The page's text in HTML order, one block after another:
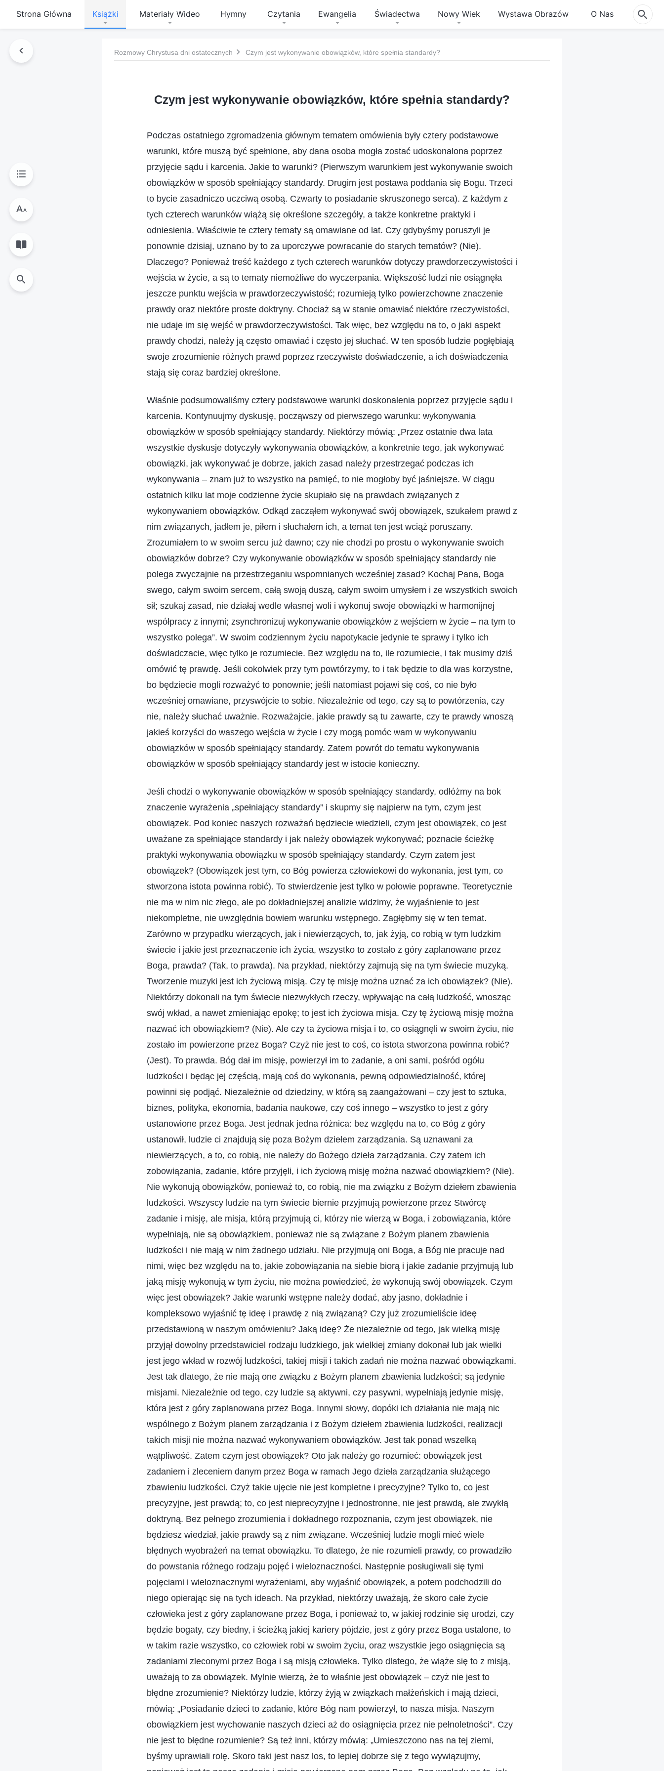
Strona Główna Książki Materiały Wideo Hymny Czytania Ewangelia Świadectwa Nowy Wiek Wystawa Obrazów O Nas
Rozmowy Chrystusa dni ostatecznych Czym jest wykonywanie obowiązków, które spełnia standardy?
Czym jest wykonywanie obowiązków, które spełnia standardy?
Podczas ostatniego zgromadzenia głównym tematem omówienia były cztery podstawowe
warunki, które muszą być spełnione, aby dana osoba mogła zostać udoskonalona poprzez
przyjęcie sądu i karcenia. Jakie to warunki? (Pierwszym warunkiem jest wykonywanie swoich
obowiązków w sposób spełniający standardy. Drugim jest postawa poddania się Bogu. Trzeci
to bycie zasadniczo uczciwą osobą. Czwarty to posiadanie skruszonego serca). Z każdym z
tych czterech warunków wiążą się określone szczegóły, a także konkretne praktyki i
odniesienia. Właściwie te cztery tematy są omawiane od lat. Czy gdybyśmy poruszyli je
ponownie dzisiaj, uznano by to za uporczywe powracanie do starych tematów? (Nie).
Dlaczego? Ponieważ treść każdego z tych czterech warunków dotyczy prawdorzeczywistości i
wejścia w życie, a są to tematy niemożliwe do wyczerpania. Większość ludzi nie osiągnęła
jeszcze punktu wejścia w prawdorzeczywistość; rozumieją tylko powierzchowne znaczenie
prawdy oraz niektóre proste doktryny. Chociaż są w stanie omawiać niektóre rzeczywistości,
nie udaje im się wejść w prawdorzeczywistości. Tak więc, bez względu na to, o jaki aspekt
prawdy chodzi, należy ją często omawiać i często jej słuchać. W ten sposób ludzie pogłębiają
swoje zrozumienie różnych prawd poprzez rzeczywiste doświadczenie, a ich doświadczenia
stają się coraz bardziej określone.
Właśnie podsumowaliśmy cztery podstawowe warunki doskonalenia poprzez przyjęcie sądu i
karcenia. Kontynuujmy dyskusję, począwszy od pierwszego warunku: wykonywania
obowiązków w sposób spełniający standardy. Niektórzy mówią: „Przez ostatnie dwa lata
wszystkie dyskusje dotyczyły wykonywania obowiązków, a konkretnie tego, jak wykonywać
obowiązki, jak wykonywać je dobrze, jakich zasad należy przestrzegać podczas ich
wykonywania – znam już to wszystko na pamięć, to nie mogłoby być jaśniejsze. W ciągu
ostatnich kilku lat moje codzienne życie skupiało się na prawdach związanych z
wykonywaniem obowiązków. Odkąd zacząłem wykonywać swój obowiązek, szukałem prawd z
nim związanych, jadłem je, piłem i słuchałem ich, a temat ten jest wciąż poruszany.
Zrozumiałem to w swoim sercu już dawno; czy nie chodzi po prostu o wykonywanie swoich
obowiązków dobrze? Czy wykonywanie obowiązków w sposób spełniający standardy nie
polega zwyczajnie na przestrzeganiu wspomnianych wcześniej zasad? Kochaj Pana, Boga
swego, całym swoim sercem, całą swoją duszą, całym swoim umysłem i ze wszystkich swoich
sił; szukaj zasad, nie działaj wedle własnej woli i wykonuj swoje obowiązki w harmonijnej
współpracy z innymi; zsynchronizuj wykonywanie obowiązków z wejściem w życie – na tym to
wszystko polega”. W swoim codziennym życiu napotykacie jedynie te sprawy i tylko ich
doświadczacie, więc tylko je rozumiecie. Bez względu na to, ile rozumiecie, i tak musimy dziś
omówić tę prawdę. Jeśli cokolwiek przy tym powtórzymy, to i tak będzie to dla was korzystne,
bo będziecie mogli rozważyć to ponownie; jeśli natomiast pojawi się coś, co nie było
wcześniej omawiane, przyswójcie to sobie. Niezależnie od tego, czy są to powtórzenia, czy
nie, należy słuchać uważnie. Rozważajcie, jakie prawdy są tu zawarte, czy te prawdy wnoszą
jakieś korzyści do waszego wejścia w życie i czy mogą pomóc wam w wykonywaniu
obowiązków w sposób spełniający standardy. Zatem powrót do tematu wykonywania
obowiązków w sposób spełniający standardy jest w istocie konieczny.
Jeśli chodzi o wykonywanie obowiązków w sposób spełniający standardy, odłóżmy na bok
znaczenie wyrażenia „spełniający standardy” i skupmy się najpierw na tym, czym jest
obowiązek. Pod koniec naszych rozważań będziecie wiedzieli, czym jest obowiązek, co jest
uważane za spełniające standardy i jak należy obowiązek wykonywać; poznacie ścieżkę
praktyki wykonywania obowiązku w sposób spełniający standardy. Czym zatem jest
obowiązek? (Obowiązek jest tym, co Bóg powierza człowiekowi do wykonania, jest tym, co
stworzona istota powinna robić). To stwierdzenie jest tylko w połowie poprawne. Teoretycznie
nie ma w nim nic złego, ale po dokładniejszej analizie widzimy, że wyjaśnienie to jest
niekompletne, nie uwzględnia bowiem warunku wstępnego. Zagłębmy się w ten temat.
Zarówno w przypadku wierzących, jak i niewierzących, to, jak żyją, co robią w tym ludzkim
świecie i jakie jest przeznaczenie ich życia, wszystko to zostało z góry zaplanowane przez
Boga, prawda? (Tak, to prawda). Na przykład, niektórzy zajmują się na tym świecie muzyką.
Tworzenie muzyki jest ich życiową misją. Czy tę misję można uznać za ich obowiązek? (Nie).
Niektórzy dokonali na tym świecie niezwykłych rzeczy, wpływając na całą ludzkość, wnosząc
swój wkład, a nawet zmieniając epokę; to jest ich życiowa misja. Czy tę życiową misję można
nazwać ich obowiązkiem? (Nie). Ale czy ta życiowa misja i to, co osiągnęli w swoim życiu, nie
zostało im powierzone przez Boga? Czyż nie jest to coś, co istota stworzona powinna robić?
(Jest). To prawda. Bóg dał im misję, powierzył im to zadanie, a oni sami, pośród ogółu
ludzkości i będąc jej częścią, mają coś do wykonania, pewną odpowiedzialność, której
powinni się podjąć. Niezależnie od dziedziny, w którą są zaangażowani – czy jest to sztuka,
biznes, polityka, ekonomia, badania naukowe, czy coś innego – wszystko to jest z góry
ustanowione przez Boga. Jest jednak jedna różnica: bez względu na to, co Bóg z góry
ustanowił, ludzie ci znajdują się poza Bożym dziełem zarządzania. Są uznawani za
niewierzących, a to, co robią, nie należy do Bożego dzieła zarządzania. Czy zatem ich
zobowiązania, zadanie, które przyjęli, i ich życiową misję można nazwać obowiązkiem? (Nie).
Nie wykonują obowiązków, ponieważ to, co robią, nie ma związku z Bożym dziełem zbawienia
ludzkości. Wszyscy ludzie na tym świecie biernie przyjmują powierzone przez Stwórcę
zadanie i misję, ale misja, którą przyjmują ci, którzy nie wierzą w Boga, i zobowiązania, które
wypełniają, nie są obowiązkiem, ponieważ nie są związane z Bożym planem zbawienia
ludzkości i nie mają w nim żadnego udziału. Nie przyjmują oni Boga, a Bóg nie pracuje nad
nimi, więc bez względu na to, jakie zobowiązania na siebie biorą i jakie zadanie przyjmują lub
jaką misję wykonują w tym życiu, nie można powiedzieć, że wykonują swój obowiązek. Czym
więc jest obowiązek? Jakie warunki wstępne należy dodać, aby jasno, dokładnie i
kompleksowo wyjaśnić tę ideę i prawdę z nią związaną? Czy już zrozumieliście ideę
przedstawioną w naszym omówieniu? Jaką ideę? Że niezależnie od tego, jak wielką misję
przyjął dowolny przedstawiciel rodzaju ludzkiego, jak wielkiej zmiany dokonał lub jak wielki
jest jego wkład w rozwój ludzkości, takiej misji i takich zadań nie można nazwać obowiązkami.
Jest tak dlatego, że nie mają one związku z Bożym planem zbawienia ludzkości; są jedynie
misjami. Niezależnie od tego, czy ludzie są aktywni, czy pasywni, wypełniają jedynie misję,
która jest z góry zaplanowana przez Boga. Innymi słowy, dopóki ich działania nie mają nic
wspólnego z Bożym planem zarządzania i z Bożym dziełem zbawienia ludzkości, realizacji
takich misji nie można nazwać wykonywaniem obowiązków. Jest tak ponad wszelką
wątpliwość. Zatem czym jest obowiązek? Oto jak należy go rozumieć: obowiązek jest
zadaniem i zleceniem danym przez Boga w ramach Jego dzieła zarządzania służącego
zbawieniu ludzkości. Czyż takie ujęcie nie jest kompletne i precyzyjne? Tylko to, co jest
precyzyjne, jest prawdą; to, co jest nieprecyzyjne i jednostronne, nie jest prawdą, ale zwykłą
doktryną. Bez pełnego zrozumienia i dokładnego rozpoznania, czym jest obowiązek, nie
będziesz wiedział, jakie prawdy są z nim związane. Wcześniej ludzie mogli mieć wiele
błędnych wyobrażeń na temat obowiązku. To dlatego, że nie rozumieli prawdy, co prowadziło
do powstania różnego rodzaju pojęć i wieloznaczności. Następnie posługiwali się tymi
pojęciami i wieloznacznymi wyrażeniami, aby wyjaśnić obowiązek, a potem podchodzili do
niego opierając się na tych ideach. Na przykład, niektórzy uważają, że skoro całe życie
człowieka jest z góry zaplanowane przez Boga, i ponieważ to, w jakiej rodzinie się urodzi, czy
będzie bogaty, czy biedny, i ścieżką jakiej kariery pójdzie, jest z góry przez Boga ustalone, to
w takim razie wszystko, co człowiek robi w swoim życiu, oraz wszystkie jego osiągnięcia są
zadaniami zleconymi przez Boga i są misją człowieka. Tylko dlatego, że wiąże się to z misją,
uważają to za obowiązek. Mylnie wierzą, że to właśnie jest obowiązek – czyż nie jest to
błędne zrozumienie? Niektórzy ludzie, którzy żyją w związkach małżeńskich i mają dzieci,
mówią: „Posiadanie dzieci to zadanie, które Bóg nam powierzył, to nasza misja. Naszym
obowiązkiem jest wychowanie naszych dzieci aż do osiągnięcia przez nie pełnoletności”. Czy
nie jest to błędne rozumienie? Są też inni, którzy mówią: „Umieszczono nas na tej ziemi,
byśmy uprawiali rolę. Skoro taki jest nasz los, to lepiej dobrze się z tego wywiązujmy,